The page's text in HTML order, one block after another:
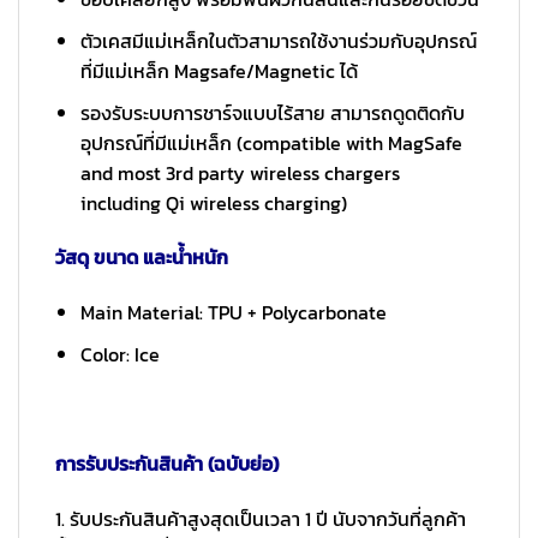
ตัวเคสมีแม่เหล็กในตัวสามารถใช้งานร่วมกับอุปกรณ์
ที่มีแม่เหล็ก Magsafe/Magnetic ได้
รองรับระบบการชาร์จแบบไร้สาย สามารถดูดติดกับ
อุปกรณ์ที่มีแม่เหล็ก (compatible with MagSafe
and most 3rd party wireless chargers
including Qi wireless charging)
วัสดุ ขนาด และน้ำหนัก
Main Material: TPU + Polycarbonate
Color: Ice
การรับประกันสินค้า (ฉบับย่อ)
1. รับประกันสินค้าสูงสุดเป็นเวลา 1 ปี นับจากวันที่ลูกค้า